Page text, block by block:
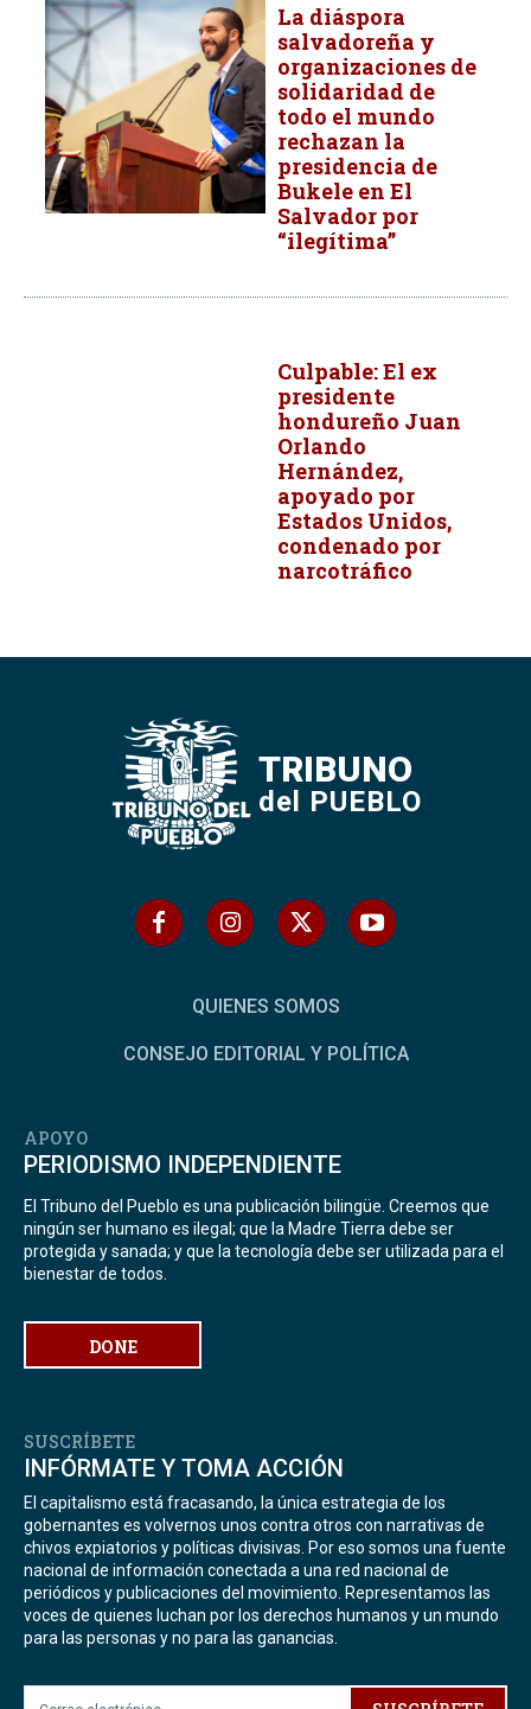
La diáspora
salvadoreña y
organizaciones de
solidaridad de
todo el mundo
rechazan la
presidencia de
Bukele en El
Salvador por
“ilegítima”
Culpable: El ex
presidente
hondureño Juan
Orlando
Hernández,
apoyado por
Estados Unidos,
condenado por
narcotráfico
TRIBUNO
del PUEBLO
QUIENES SOMOS
CONSEJO EDITORIAL Y POLÍTICA
APOYO
PERIODISMO INDEPENDIENTE
El Tribuno del Pueblo es una publicación bilingüe. Creemos que
ningún ser humano es ilegal; que la Madre Tierra debe ser
protegida y sanada; y que la tecnología debe ser utilizada para el
bienestar de todos.
DONE
SUSCRÍBETE
INFÓRMATE Y TOMA ACCIÓN
El capitalismo está fracasando, la única estrategia de los
gobernantes es volvernos unos contra otros con narrativas de
chivos expiatorios y políticas divisivas. Por eso somos una fuente
nacional de información conectada a una red nacional de
periódicos y publicaciones del movimiento. Representamos las
voces de quienes luchan por los derechos humanos y un mundo
para las personas y no para las ganancias.